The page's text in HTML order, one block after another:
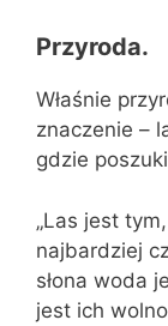
Przyroda.
Właśnie
znaczenie –
gdzie
„Las jest
najbardziej
słona woda
jest ich